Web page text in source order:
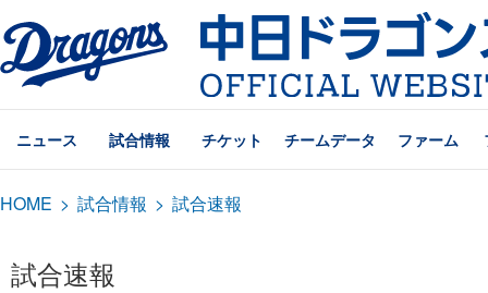
ニュース 試合情報 チケット チームデータ ファーム
HOME > 試合情報 > 試合速報
試合速報